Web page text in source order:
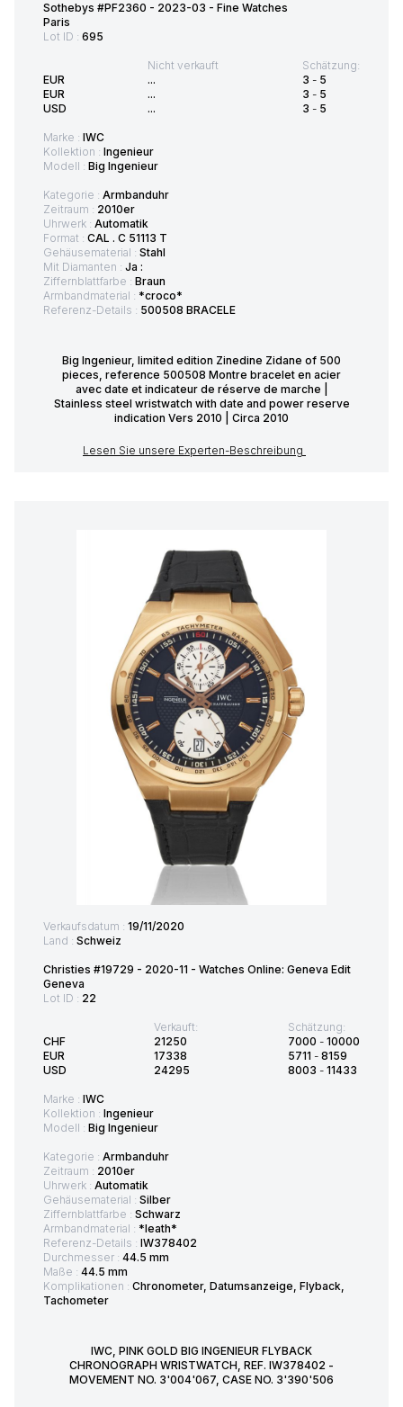
Sothebys #PF2360 - 2023-03 - Fine Watches
Paris
Lot ID : 695
EUR
EUR
USD
Nicht verkauft
...
...
...
Schätzung:
3 - 5
3 - 5
3 - 5
Marke : IWC
Kollektion : Ingenieur
Modell : Big Ingenieur
Kategorie : Armbanduhr
Zeitraum : 2010er
Uhrwerk : Automatik
Format : CAL . C 51113 T
Gehäusematerial : Stahl
Mit Diamanten : Ja :
Ziffernblattfarbe : Braun
Armbandmaterial : *croco*
Referenz-Details : 500508 BRACELE
Big Ingenieur, limited edition Zinedine Zidane of 500
pieces, reference 500508 Montre bracelet en acier
avec date et indicateur de réserve de marche |
Stainless steel wristwatch with date and power reserve
indication Vers 2010 | Circa 2010
Lesen Sie unsere Experten-Beschreibung
Verkaufsdatum : 19/11/2020
Land : Schweiz
Christies #19729 - 2020-11 - Watches Online: Geneva Edit
Geneva
Lot ID : 22
CHF
EUR
USD
Verkauft:
21250
17338
24295
Schätzung:
7000 - 10000
5711 - 8159
8003 - 11433
Marke : IWC
Kollektion : Ingenieur
Modell : Big Ingenieur
Kategorie : Armbanduhr
Zeitraum : 2010er
Uhrwerk : Automatik
Gehäusematerial : Silber
Ziffernblattfarbe : Schwarz
Armbandmaterial : *leath*
Referenz-Details : IW378402
Durchmesser : 44.5 mm
Maße : 44.5 mm
Komplikationen : Chronometer, Datumsanzeige, Flyback,
Tachometer
IWC, PINK GOLD BIG INGENIEUR FLYBACK
CHRONOGRAPH WRISTWATCH, REF. IW378402 -
MOVEMENT NO. 3'004'067, CASE NO. 3'390'506